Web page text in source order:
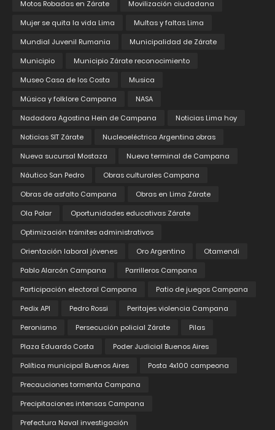
Motos Robadas en Zárate
Movilización ciudadana
Mujer se quita la vida Lima
Multas y faltas Lima
Mundial Juvenil Rumania
Municipalidad de Zárate
Municipio
Municipio Zárate reconocimiento
Museo Casa de los Costa
Musica
Música y folklore Campana
NASA
Nadadora Agostina Hein de Campana
Noticias Lima hoy
Noticias SIT Zárate
Nucleoeléctrica Argentina obras
Nueva sucursal Mostaza
Nueva terminal de Campana
Náutico San Pedro
Obras culturales Campana
Obras de asfalto Campana
Obras en Lima Zárate
Ola Polar
Oportunidades educativas Zárate
Optimización trámites administrativos
Orientación laboral jóvenes
Oro Argentino
Otamendi
Pablo Alarcón Campana
Parrilleros Campana
Participación electoral Campana
Patio de juegos Campana
Pedix API
Pedro Rossi
Peritajes violencia Campana
Peronismo
Persecución policial Zárate
Pilas
Plaza Eduardo Costa
Poder Judicial Buenos Aires
Política municipal Buenos Aires
Posta 4x100 campeona
Precauciones tormenta Campana
Precipitaciones intensas Campana
Prefectura Naval investigación